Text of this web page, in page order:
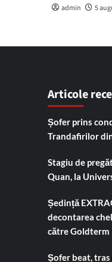
admin 5
Articole
Șofer prins
Trandafirilor
Stagiu de
Quan, la
Ședință
decontarea
către Goldterm
Șofer beat,